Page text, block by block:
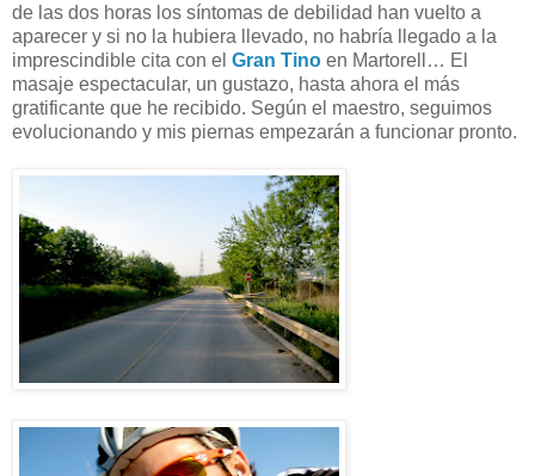
de las dos horas los síntomas de debilidad han vuelto a
aparecer y si no la hubiera llevado, no habría llegado a la
imprescindible cita con el Gran Tino en Martorell… El
masaje espectacular, un gustazo, hasta ahora el más
gratificante que he recibido. Según el maestro, seguimos
evolucionando y mis piernas empezarán a funcionar pronto.